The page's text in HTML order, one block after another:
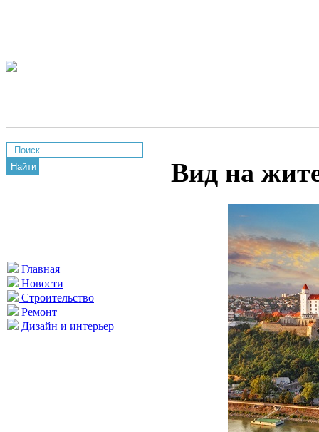
Найти
Главная
Новости
Строительство
Ремонт
Дизайн и интерьер
Вид на